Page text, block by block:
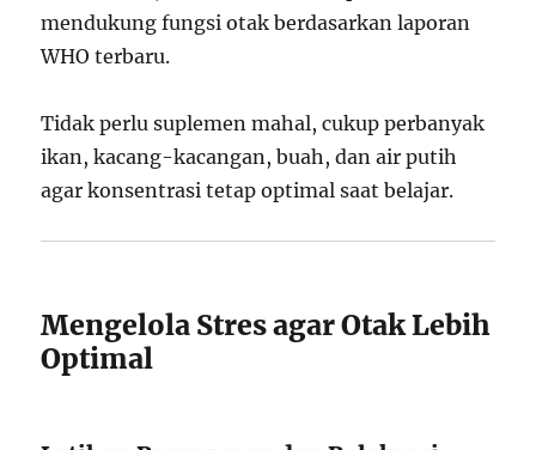
mendukung fungsi otak berdasarkan laporan
WHO terbaru.
Tidak perlu suplemen mahal, cukup perbanyak
ikan, kacang-kacangan, buah, dan air putih
agar konsentrasi tetap optimal saat belajar.
Mengelola Stres agar Otak Lebih
Optimal